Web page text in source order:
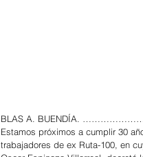
BLAS A. BUENDÍA.
Estamos próximos a cumplir 30
trabajadores de ex Ruta-100, en